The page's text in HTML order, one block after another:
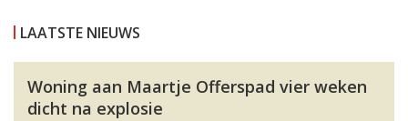
LAATSTE NIEUWS
Woning aan Maartje Offerspad vier weken
dicht na explosie